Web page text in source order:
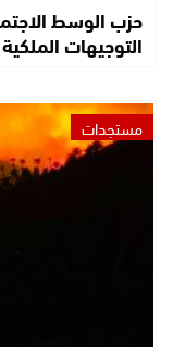
حزب الوسط
التوجيهات
مستجدات